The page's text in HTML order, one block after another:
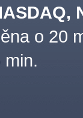
o 20
min.